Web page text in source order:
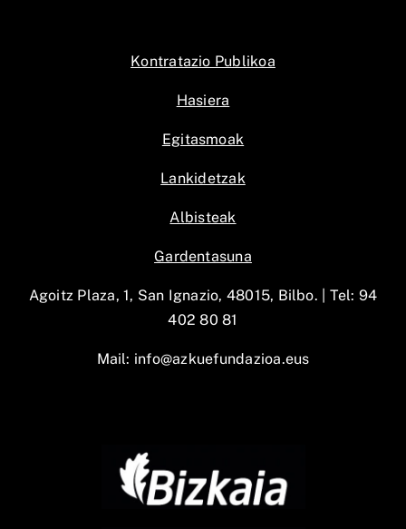
Kontratazio Publikoa
Hasiera
Egitasmoak
Lankidetzak
Albisteak
Gardentasuna
Agoitz Plaza, 1, San Ignazio, 48015, Bilbo. | Tel: 94
402 80 81
Mail: info@azkuefundazioa.eus